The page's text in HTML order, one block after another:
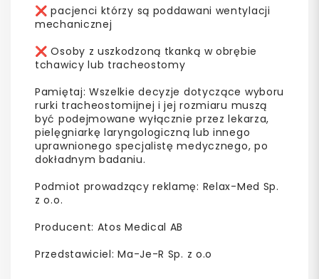
❌ pacjenci którzy są poddawani wentylacji
mechanicznej
❌ Osoby z uszkodzoną tkanką w obrębie
tchawicy lub tracheostomy
Pamiętaj: Wszelkie decyzje dotyczące wyboru
rurki tracheostomijnej i jej rozmiaru muszą
być podejmowane wyłącznie przez lekarza,
pielęgniarkę laryngologiczną lub innego
uprawnionego specjalistę medycznego, po
dokładnym badaniu.
Podmiot prowadzący reklamę: Relax-Med Sp.
z o.o.
Producent: Atos Medical AB
Przedstawiciel: Ma-Je-R Sp. z o.o